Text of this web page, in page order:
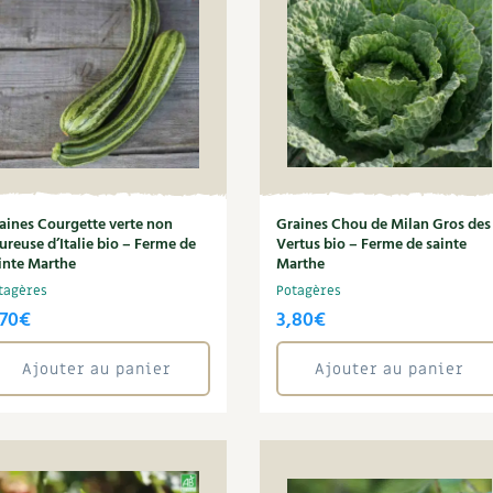
Société, engagement Feuilleter
et gros oeuvre
écologiques
de l’eau
de la maison
Enfants
Actions pour la planète
Courgette verte non
d’Italie bio – Ferme de
Marthe
€
Ajouter au panier
Graines Chou de Milan Gros des
Vertus bio – Ferme de sainte
Marthe
Potagères
3,80€
Ajouter au panier